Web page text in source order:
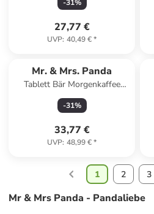
Weiß
-31%
27,77 €
UVP: 40,49 €*
Mr. & Mrs. Panda
Tablett Bär Morgenkaffee
Design mit Spruch in Weiß
-31%
33,77 €
UVP: 48,99 €*
1 2 3
Mr & Mrs Panda - Pandaliebe